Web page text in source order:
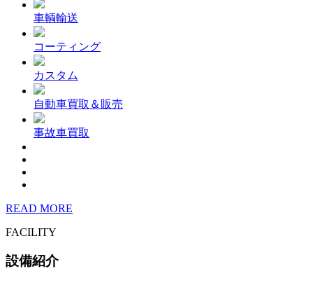
車輌輸送
コーティング
カスタム
自動車買取＆販売
事故車買取
READ MORE
FACILITY
設備紹介